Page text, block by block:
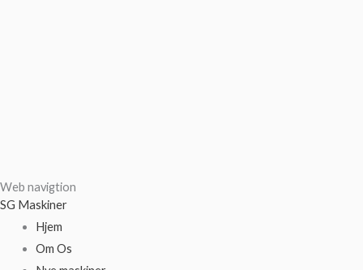
Web navigtion
SG Maskiner
Hjem
Om Os